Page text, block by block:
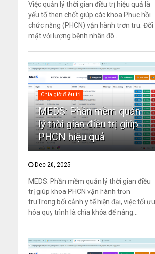
Việc quản lý thời gian điều trị hiệu quả là
yếu tố then chốt giúp các khoa Phục hồi
chức năng (PHCN) vận hành trơn tru. Đối
mặt với lượng bệnh nhân đô...
Chia giờ điều trị
MEDS: Phần mềm quản
lý thời gian điều trị giúp
PHCN hiệu quả
Dec 20, 2025
MEDS: Phần mềm quản lý thời gian điều
trị giúp khoa PHCN vận hành trơn
truTrong bối cảnh y tế hiện đại, việc tối ưu
hóa quy trình là chìa khóa để nâng...